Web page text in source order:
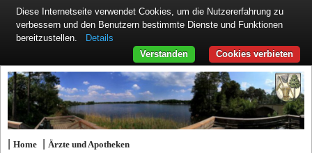
|Home |Ärzte und Apotheken
Diese Internetseite verwendet Cookies, um die Nutzererfahrung zu
verbessern und den Benutzern bestimmte Dienste und Funktionen
bereitzustellen.
Details
Cookies verbieten
Verstanden